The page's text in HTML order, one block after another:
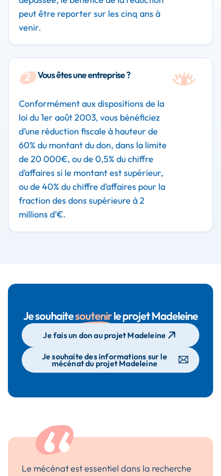
peut être reporter sur les cinq ans à
venir.
2 Vous êtes une entreprise ?
Conformément aux dispositions de la
loi du 1er août 2003, vous bénéficiez
d’une réduction fiscale à hauteur de
60% du montant du don, dans la limite
de 20 000€, ou de 0,5% du chiffre
d’affaires si le montant est supérieur,
ou de 40% du chiffre d’affaires pour la
fraction des dons supérieure à 2
millions d’€.
Je souhaitesoutenirle projet Madeleine
Je fais un don au projet Madeleine
Je souhaite des informations sur le
mécénat du projet Madeleine
Le mécénat est essentiel dans la recherche